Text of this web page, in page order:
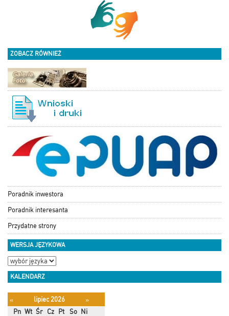
ZOBACZ RÓWNIEŻ
Poradnik inwestora
Poradnik interesanta
Przydatne strony
WERSJA JĘZYKOWA
KALENDARZ
« lipiec 2026
»
Pn Wt Śr Cz Pt So Ni